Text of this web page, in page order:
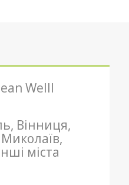
Welll
Вінниця,
міста